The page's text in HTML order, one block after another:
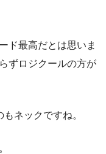
ド最高だとは思いま
ずロジクールの方が
ネックですね。